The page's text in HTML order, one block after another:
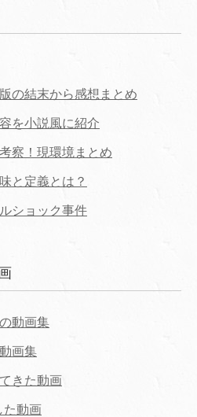
の結末から感想まとめ
を小説風に紹介
察！現環境まとめ
と定義とは？
ショック事件
動画集
画集
きた動画
た動画